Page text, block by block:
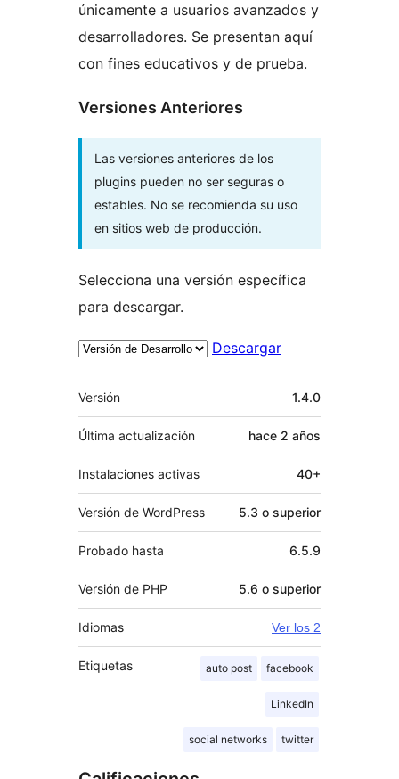
únicamente a usuarios avanzados y
desarrolladores. Se presentan aquí
con fines educativos y de prueba.
Versiones Anteriores
Las versiones anteriores de los
plugins pueden no ser seguras o
estables. No se recomienda su uso
en sitios web de producción.
Selecciona una versión específica
para descargar.
Descargar
Meta
Versión 1.4.0
Última actualización hace 2 años
Instalaciones activas 40+
Versión de WordPress 5.3 o superior
Probado hasta 6.5.9
Versión de PHP 5.6 o superior
Idiomas Ver los 2
Etiquetas auto post facebook
LinkedIn
social networks twitter